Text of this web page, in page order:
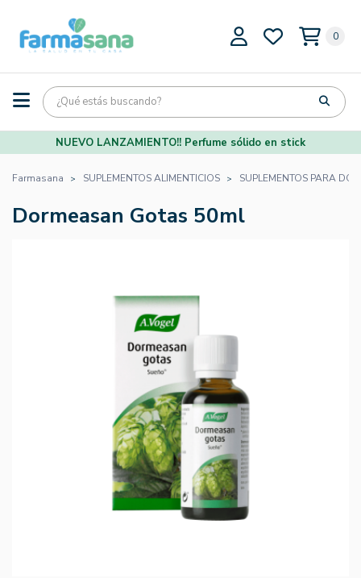
0
NUEVO LANZAMIENTO!! Perfume sólido en stick
Farmasana SUPLEMENTOS ALIMENTICIOS SUPLEMENTOS PARA
Dormeasan Gotas 50ml